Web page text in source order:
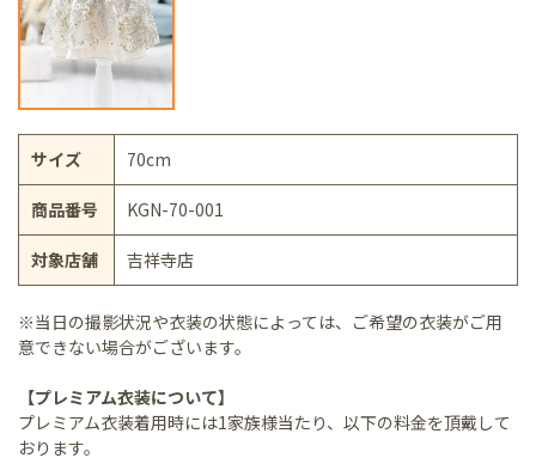
サイズ 70cm
商品番号 KGN-70-001
対象店舗 吉祥寺店
※当日の撮影状況や衣装の状態によっては、ご希望の衣装がご用
意できない場合がございます。
【プレミアム衣装について】
プレミアム衣装着用時には1家族様当たり、以下の料金を頂戴して
おります。